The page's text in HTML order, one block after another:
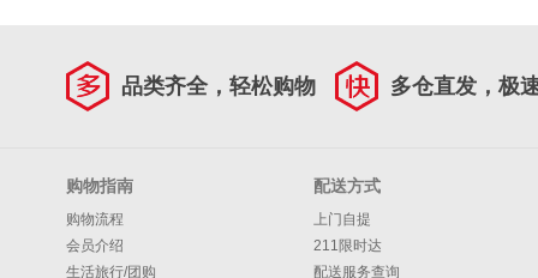
品类齐全，轻松购物 多仓直发，极
购物指南
购物流程
会员介绍
生活旅行/团购
配送方式
上门自提
211限时达
配送服务查询